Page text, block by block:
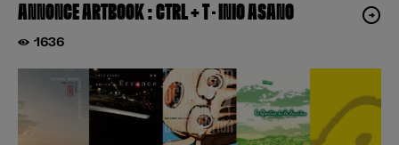
ANNONCE ARTBOOK : CTRL + T – INIO ASANO
1636